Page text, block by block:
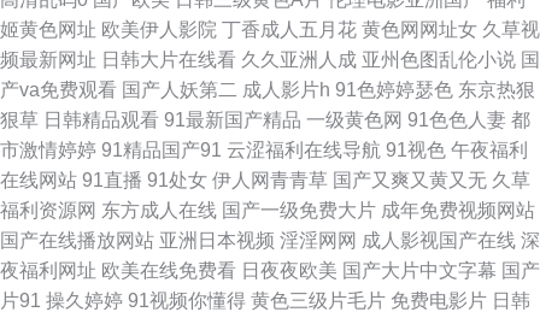
日韩精品视频 九一传媒影视传媒 99福利社 福利社蜜臀 国产3级一区二区三
区 日本A网 欧美群交网站免费 91站视频网 福利视频体验区 91不用下载 天堂
黄色www 97超碰女人 亚洲专区av 18禁老司机福利 日韩欧美啪啪 情色av 国
产区在线 成人a片在线 91超操 日本a片网址 亚洲91黑丝 午夜老司机色 国产
精品白 日韩三级沽 亚洲人av成 久草网蜜桃在线观看 AV成人AV 99夜精品 九
姬黄色网址 欧美伊人影院 丁香成人五月花 黄色网网址女 久草视
频最新网址 日韩大片在线看 久久亚洲人成 亚州色图乱伦小说 国
产va免费观看 国产人妖第二 成人影片h 91色婷婷瑟色 东京热狠
狠草 日韩精品观看 91最新国产精品 一级黄色网 91色色人妻 都
市激情婷婷 91精品国产91 云涩福利在线导航 91视色 午夜福利
在线网站 91直播 91处女 伊人网青青草 国产又爽又黄又无 久草
福利资源网 东方成人在线 国产一级免费大片 成年免费视频网站
国产在线播放网站 亚洲日本视频 淫淫网网 成人影视国产在线 深
夜福利网址 欧美在线免费看 日夜夜欧美 国产大片中文字幕 国产
片91 操久婷婷 91视频你懂得 黄色三级片毛片 免费电影片 日韩